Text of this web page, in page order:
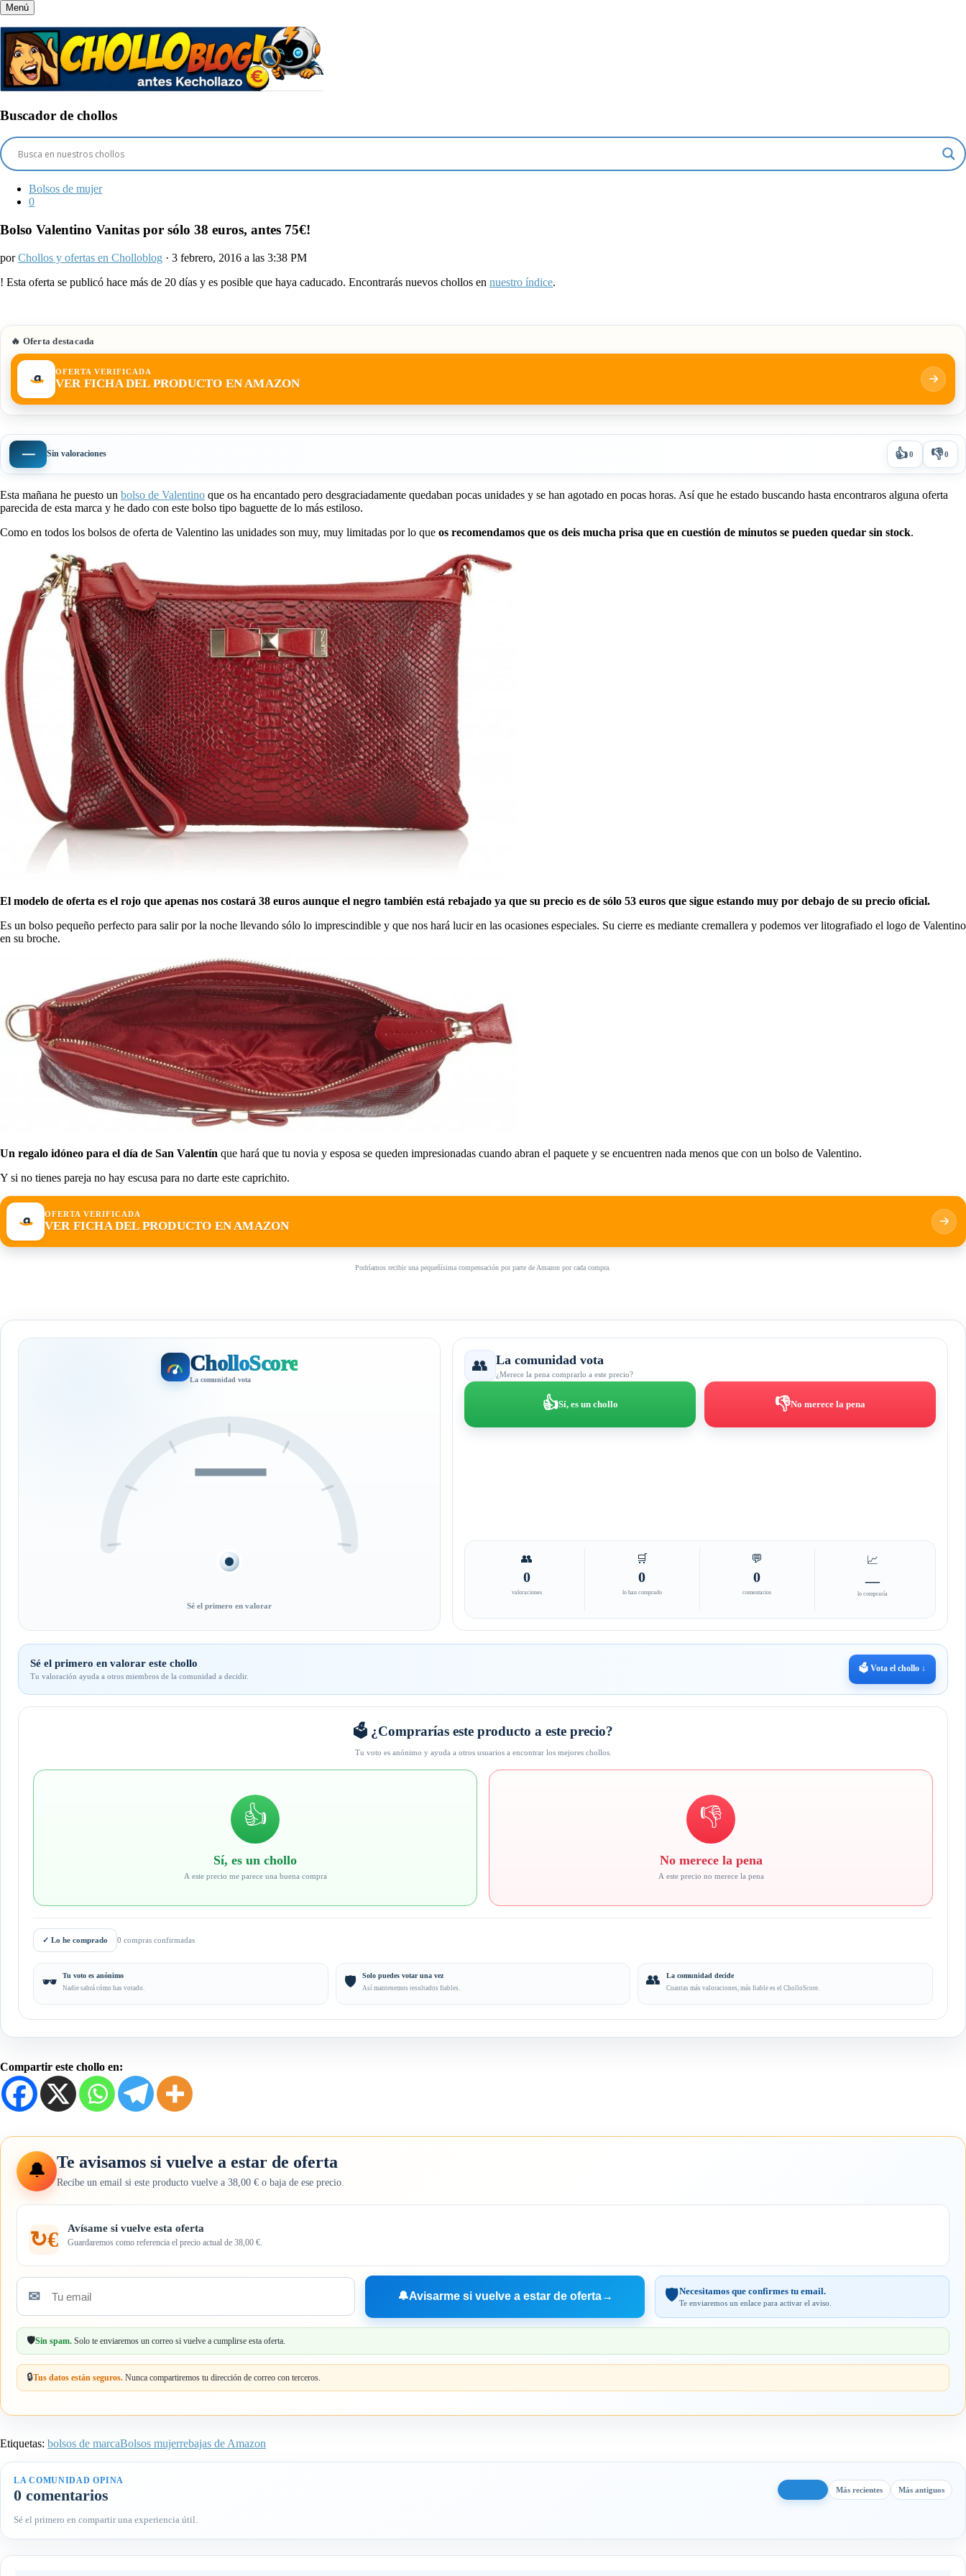
Menú
Buscador de chollos
Bolsos de mujer
0
Bolso Valentino Vanitas por sólo 38 euros, antes 75€!
porChollos y ofertas en Cholloblog · 3 febrero, 2016 a las 3:38 PM
! Esta oferta se publicó hace más de 20 días y es posible que haya caducado. Encontrarás nuevos chollos en nuestro índice.
🔥 Oferta destacada
OFERTA VERIFICADA
VER FICHA DEL PRODUCTO EN AMAZON
— Sin valoraciones 👍0 👎0
Esta mañana he puesto un bolso de Valentino que os ha encantado pero desgraciadamente quedaban pocas unidades y se han agotado en pocas horas. Así que he estado buscando hasta encontraros alguna oferta
parecida de esta marca y he dado con este bolso tipo baguette de lo más estiloso.
Como en todos los bolsos de oferta de Valentino las unidades son muy, muy limitadas por lo que os recomendamos que os deis mucha prisa que en cuestión de minutos se pueden quedar sin stock.
El modelo de oferta es el rojo que apenas nos costará 38 euros aunque el negro también está rebajado ya que su precio es de sólo 53 euros que sigue estando muy por debajo de su precio oficial.
Es un bolso pequeño perfecto para salir por la noche llevando sólo lo imprescindible y que nos hará lucir en las ocasiones especiales. Su cierre es mediante cremallera y podemos ver litografiado el logo de Valentino
en su broche.
Un regalo idóneo para el día de San Valentín que hará que tu novia y esposa se queden impresionadas cuando abran el paquete y se encuentren nada menos que con un bolso de Valentino.
Y si no tienes pareja no hay escusa para no darte este caprichito.
OFERTA VERIFICADA
VER FICHA DEL PRODUCTO EN AMAZON
Podríamos recibir una pequeñísima compensación por parte de Amazon por cada compra.
CholloScore
La comunidad vota
—
Sé el primero en valorar
👥 La comunidad vota
¿Merece la pena comprarlo a este precio?
👍Sí, es un chollo 👎No merece la pena
👥
0
valoraciones
🛒
0
lo han comprado
💬
0
comentarios
📈
—
lo compraría
Sé el primero en valorar este chollo
Tu valoración ayuda a otros miembros de la comunidad a decidir.
🗳️ Vota el chollo ↓
🗳️ ¿Comprarías este producto a este precio?
Tu voto es anónimo y ayuda a otros usuarios a encontrar los mejores chollos.
👍
Sí, es un chollo
A este precio me parece una buena compra
👎
No merece la pena
A este precio no merece la pena
✓ Lo he comprado 0 compras confirmadas
🕶️ Tu voto es anónimo
Nadie sabrá cómo has votado. 🛡️ Solo puedes votar una vez
Así mantenemos resultados fiables.
👥 La comunidad decide
Cuantas más valoraciones, más fiable es el CholloScore.
Compartir este chollo en:
🔔 Te avisamos si vuelve a estar de oferta
Recibe un email si este producto vuelve a 38,00 € o baja de ese precio.
↻€ Avísame si vuelve esta oferta
Guardaremos como referencia el precio actual de 38,00 €.
Tu
email
✉ 🔔Avisarme si vuelve a estar de oferta→ 🛡️Necesitamos que confirmes tu email.
Te enviaremos un enlace para activar el aviso.
🛡️Sin spam. Solo te enviaremos un correo si vuelve a cumplirse esta oferta.
🔒Tus datos están seguros. Nunca compartiremos tu dirección de correo con terceros.
Etiquetas: bolsos de marcaBolsos mujerrebajas de Amazon
LA COMUNIDAD OPINA
0 comentarios Más recientes Más antiguos
Sé el primero en compartir una experiencia útil.